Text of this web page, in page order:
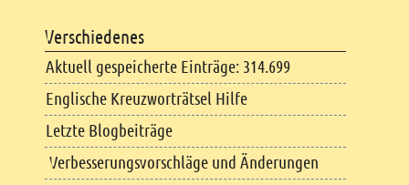
Verschiedenes
Aktuell gespeicherte Einträge: 314.699
Englische Kreuzworträtsel Hilfe
Letzte Blogbeiträge
Verbesserungsvorschläge und Änderungen